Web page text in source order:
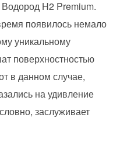
H2 Premium.
появилось немало
уникальному
поверхностностью
в данном случае,
на удивление
заслуживает